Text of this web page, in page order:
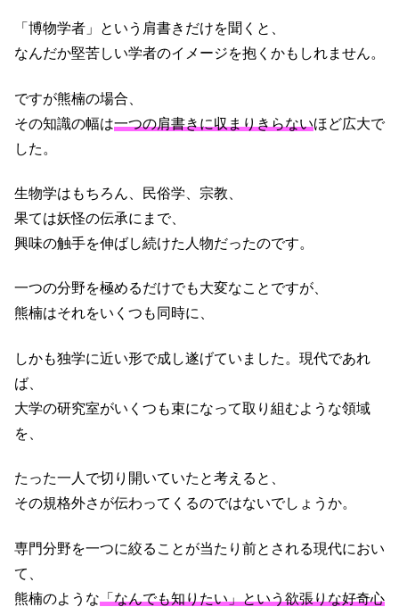
「博物学者」という肩書きだけを聞くと、
なんだか堅苦しい学者のイメージを抱くかもしれません。
ですが熊楠の場合、
その知識の幅は一つの肩書きに収まりきらないほど広大で
した。
生物学はもちろん、民俗学、宗教、
果ては妖怪の伝承にまで、
興味の触手を伸ばし続けた人物だったのです。
一つの分野を極めるだけでも大変なことですが、
熊楠はそれをいくつも同時に、
しかも独学に近い形で成し遂げていました。現代であれ
ば、
大学の研究室がいくつも束になって取り組むような領域
を、
たった一人で切り開いていたと考えると、
その規格外さが伝わってくるのではないでしょうか。
専門分野を一つに絞ることが当たり前とされる現代におい
て、
熊楠のような「なんでも知りたい」という欲張りな好奇心